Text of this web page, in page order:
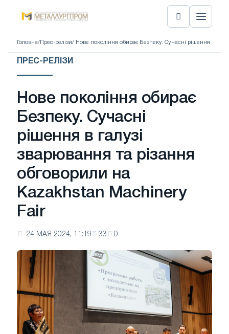
Головна/ Прес-релізи/ Нове покоління обирає Безпеку. Сучасні рішення в
ПРЕС-РЕЛІЗИ
Нове покоління обирає
Безпеку. Сучасні
рішення в галузі
зварювання та різання
обговорили на
Kazakhstan Machinery
Fair
24 МАЯ 2024, 11:19 33 0